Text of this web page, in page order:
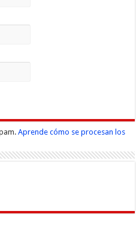
Aprende cómo se procesan los